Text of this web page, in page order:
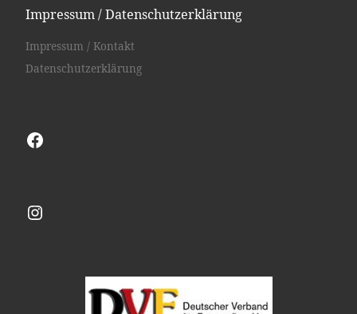
Impressum / Datenschutzerklärung
Impressum / Kontakt
Datenschutzerklärung
Facebook
Instagram